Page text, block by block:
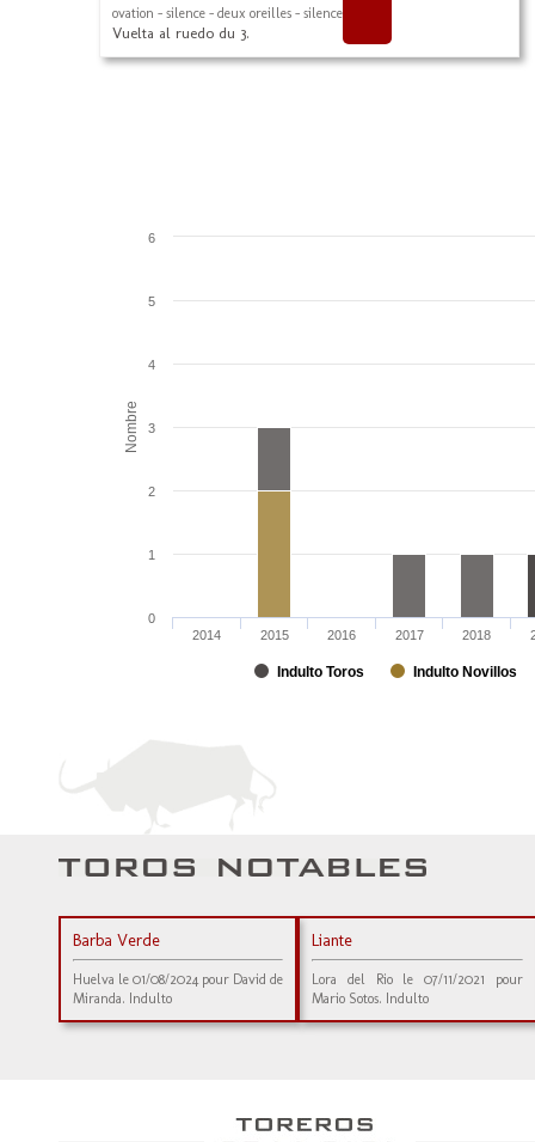
ovation - silence - deux oreilles - silence
Vuelta al ruedo du 3.
Nombre
Indulto Toros Indulto Novillos
2014 2015 2016 2017 2018
0
1
2
3
4
5
6
Barba Verde
Huelva le 01/08/2024 pour David de
Miranda. Indulto
Liante
Lora del Rio le 07/11/2021 pour
Mario Sotos. Indulto